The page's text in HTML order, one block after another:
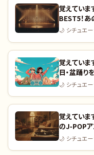
覚えていま
BEST5！
聴きません
🌙 シチュエ
覚えていま
日・盆踊り
🌙 シチュエ
覚えていま
のJ-POPア
🌙 シチュエ